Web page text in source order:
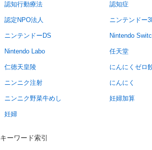
認知行動療法 認知症
認定NPO法人 ニンテンドー
ニンテンドーDS Nintendo
Nintendo Labo 任天堂
仁徳天皇陵 にんにくゼロ
ニンニク注射 にんにく
ニンニク野菜牛めし 妊婦加算
妊婦
キーワード索引